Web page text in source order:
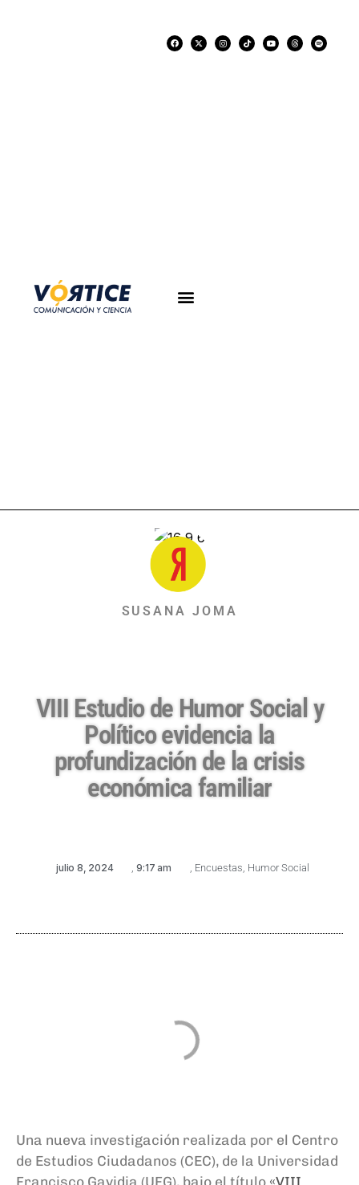
SUSANA JOMA
VIII Estudio de Humor Social y
Político evidencia la
profundización de la crisis
económica familiar
julio 8, 2024 9:17 am Encuestas Humor Social
Una nueva investigación realizada por el Centro
de Estudios Ciudadanos (CEC), de la Universidad
Francisco Gavidia (UFG), bajo el título «VIII